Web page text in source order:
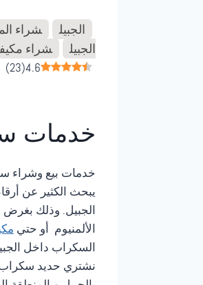
الجبيل شراء
الجبيل
شراء
4.6
(
23
)
خدمات
خدمات بيع وشراء
يبحث الكثير عن
الجبيل. وذلك بغرض
الألمنيوم أو حتي
السكراب داخل
نشتري حديد سكراب